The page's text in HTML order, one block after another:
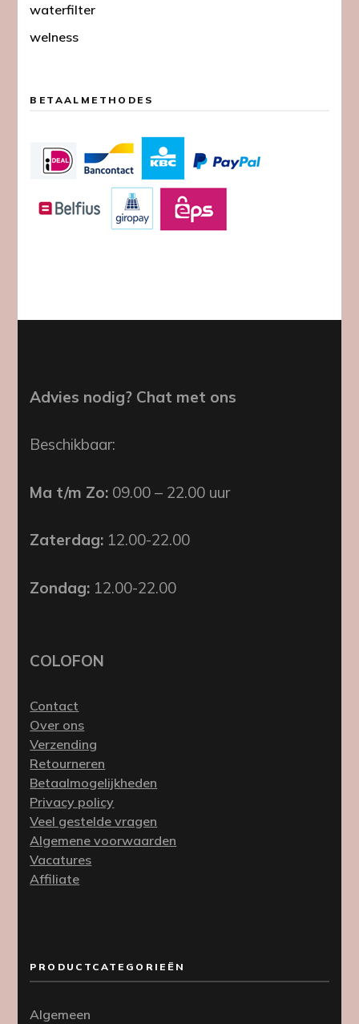
waterfilter
welness
BETAALMETHODES
Advies nodig? Chat met ons
Beschikbaar:
Ma t/m Zo: 09.00 – 22.00 uur
Zaterdag: 12.00-22.00
Zondag: 12.00-22.00
COLOFON
Contact
Over ons
Verzending
Retourneren
Betaalmogelijkheden
Privacy policy
Veel gestelde vragen
Algemene voorwaarden
Vacatures
Affiliate
PRODUCTCATEGORIEËN
Algemeen